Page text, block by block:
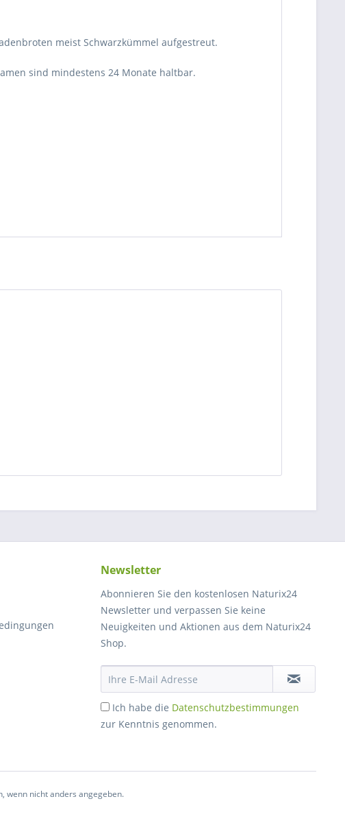
meist Schwarzkümmel aufgestreut.
sind mindestens 24 Monate haltbar.
Newsletter
Abonnieren Sie den kostenlosen Naturix24
Newsletter und verpassen Sie keine
Neuigkeiten und Aktionen aus dem Naturix24
Shop.
Ich habe die Datenschutzbestimmungen
zur Kenntnis genommen.
wenn nicht anders angegeben.